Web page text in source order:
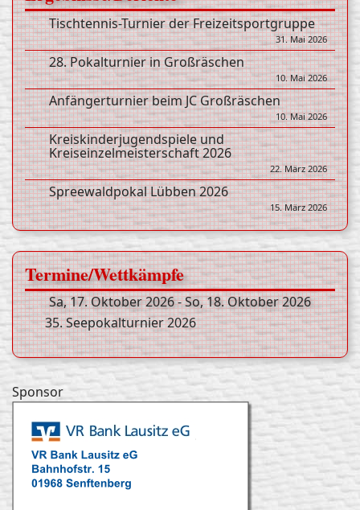
Tischtennis-Turnier der Freizeitsportgruppe
31. Mai 2026
28. Pokalturnier in Großräschen
10. Mai 2026
Anfängerturnier beim JC Großräschen
10. Mai 2026
Kreiskinderjugendspiele und
Kreiseinzelmeisterschaft 2026
22. März 2026
Spreewaldpokal Lübben 2026
15. März 2026
Termine/Wettkämpfe
Sa, 17. Oktober 2026-So, 18. Oktober 2026
35. Seepokalturnier 2026
Sponsor